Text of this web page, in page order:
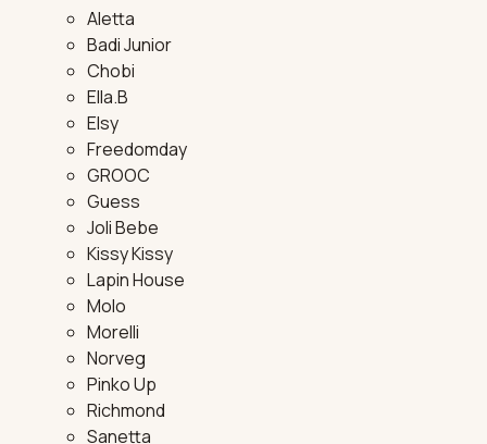
Aletta
Badi Junior
Chobi
Ella.B
Elsy
Freedomday
GROOC
Guess
Joli Bebe
Kissy Kissy
Lapin House
Molo
Morelli
Norveg
Pinko Up
Richmond
Sanetta